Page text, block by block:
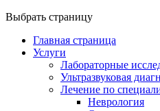
Выбрать страницу
Главная страница
Услуги
Лабораторные
Ультразвуковая
Лечение по
Неврология